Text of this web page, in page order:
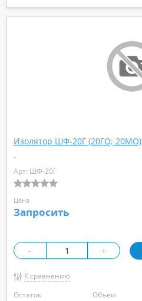
Изолятор ШФ-20Г (20ГО; 20МО)
-
Арт: ШФ-20Г
Цена
Запросить
- +
К сравнению
Остаток
Объем